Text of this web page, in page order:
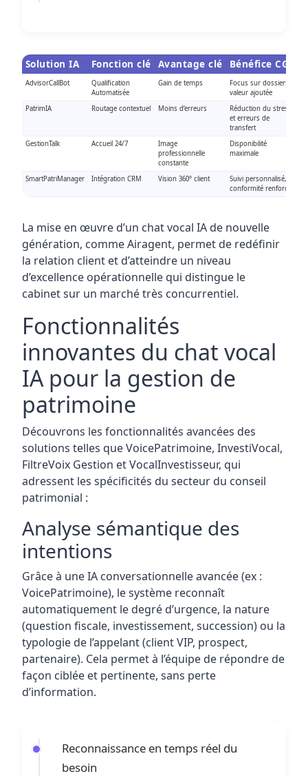
Solution IA Fonction clé Avantage clé Bénéfice CGP
AdvisorCallBot
Qualification
Automatisée
Gain de temps
Focus sur dossiers à
valeur ajoutée
PatrimIA
Routage contextuel Moins d’erreurs
Réduction du stress
et erreurs de
transfert
GestionTalk
Accueil 24/7
Image
professionnelle
constante
Disponibilité
maximale
SmartPatriManager Intégration CRM Vision 360° client
Suivi personnalisé,
conformité renforcée
La mise en œuvre d’un chat vocal IA de nouvelle
génération, comme Airagent, permet de redéfinir
la relation client et d’atteindre un niveau
d’excellence opérationnelle qui distingue le
cabinet sur un marché très concurrentiel.
Fonctionnalités
innovantes du chat vocal
IA pour la gestion de
patrimoine
Découvrons les fonctionnalités avancées des
solutions telles que VoicePatrimoine, InvestiVocal,
FiltreVoix Gestion et VocalInvestisseur, qui
adressent les spécificités du secteur du conseil
patrimonial :
Analyse sémantique des
intentions
Grâce à une IA conversationnelle avancée (ex :
VoicePatrimoine), le système reconnaît
automatiquement le degré d’urgence, la nature
(question fiscale, investissement, succession) ou la
typologie de l’appelant (client VIP, prospect,
partenaire). Cela permet à l’équipe de répondre de
façon ciblée et pertinente, sans perte
d’information.
Reconnaissance en temps réel du
besoin